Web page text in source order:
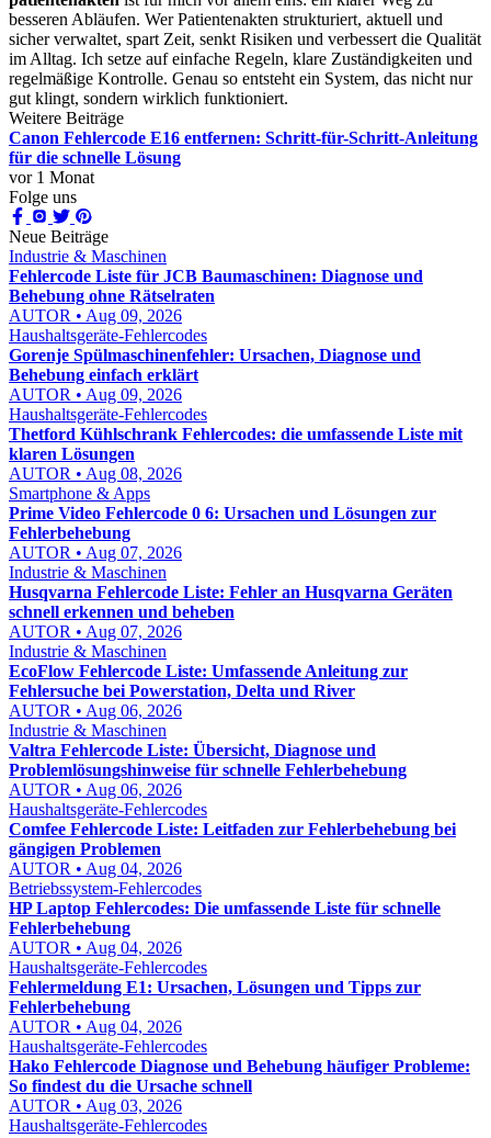
besseren Abläufen. Wer Patientenakten strukturiert, aktuell und
sicher verwaltet, spart Zeit, senkt Risiken und verbessert die Qualität
im Alltag. Ich setze auf einfache Regeln, klare Zuständigkeiten und
regelmäßige Kontrolle. Genau so entsteht ein System, das nicht nur
gut klingt, sondern wirklich funktioniert.
Weitere Beiträge
Canon Fehlercode E16 entfernen: Schritt-für-Schritt-Anleitung
für die schnelle Lösung
vor 1 Monat
Folge uns
Neue Beiträge
Industrie & Maschinen
Fehlercode Liste für JCB Baumaschinen: Diagnose und
Behebung ohne Rätselraten
AUTOR • Aug 09, 2026
Haushaltsgeräte-Fehlercodes
Gorenje Spülmaschinenfehler: Ursachen, Diagnose und
Behebung einfach erklärt
AUTOR • Aug 09, 2026
Haushaltsgeräte-Fehlercodes
Thetford Kühlschrank Fehlercodes: die umfassende Liste mit
klaren Lösungen
AUTOR • Aug 08, 2026
Smartphone & Apps
Prime Video Fehlercode 0 6: Ursachen und Lösungen zur
Fehlerbehebung
AUTOR • Aug 07, 2026
Industrie & Maschinen
Husqvarna Fehlercode Liste: Fehler an Husqvarna Geräten
schnell erkennen und beheben
AUTOR • Aug 07, 2026
Industrie & Maschinen
EcoFlow Fehlercode Liste: Umfassende Anleitung zur
Fehlersuche bei Powerstation, Delta und River
AUTOR • Aug 06, 2026
Industrie & Maschinen
Valtra Fehlercode Liste: Übersicht, Diagnose und
Problemlösungshinweise für schnelle Fehlerbehebung
AUTOR • Aug 06, 2026
Haushaltsgeräte-Fehlercodes
Comfee Fehlercode Liste: Leitfaden zur Fehlerbehebung bei
gängigen Problemen
AUTOR • Aug 04, 2026
Betriebssystem-Fehlercodes
HP Laptop Fehlercodes: Die umfassende Liste für schnelle
Fehlerbehebung
AUTOR • Aug 04, 2026
Haushaltsgeräte-Fehlercodes
Fehlermeldung E1: Ursachen, Lösungen und Tipps zur
Fehlerbehebung
AUTOR • Aug 04, 2026
Haushaltsgeräte-Fehlercodes
Hako Fehlercode Diagnose und Behebung häufiger Probleme:
So findest du die Ursache schnell
AUTOR • Aug 03, 2026
Haushaltsgeräte-Fehlercodes